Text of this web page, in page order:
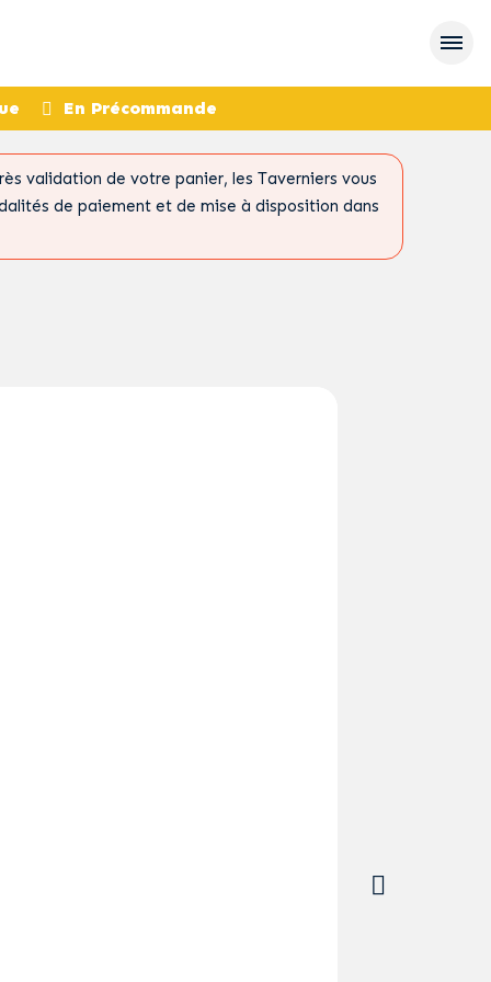
En Précommande
validation de votre panier, les Taverniers vous
de paiement et de mise à disposition dans